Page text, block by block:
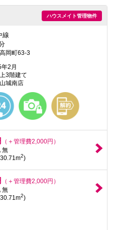
ハウスメイト管理物件
線
岡町63-3
2月
3階建て
城南店
（＋管理費2,000円）
無
2)
（＋管理費2,000円）
無
2)